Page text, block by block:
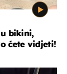
bikini,
ćete vidjeti!